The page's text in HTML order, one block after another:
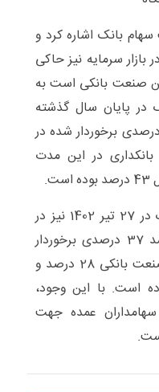
بانک اشاره کرد و
سرمایه نیز حاکی
صنعت بانکی است به
پایان سال گذشته
نسبت به ابتدای سال از رشد 61 درصدی برخوردار شده در
در این مدت
وی افزود: قیمت سهام این بانک در 27 تیر 1402 نیز در
مقایسه با اول مرداد 1401 از رشد 37 درصدی برخوردار
شده در حالی که متوسط رشد صنعت بانکی 28 درصد و
درصد بوده است. با این وجود،
عمده جهت